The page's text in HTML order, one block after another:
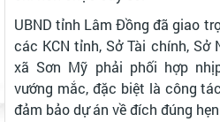
UBND tỉnh Lâm Đồng đã giao
các KCN tỉnh, Sở Tài chính, Sở
xã Sơn Mỹ phải phối hợp
vướng mắc, đặc biệt là công
đảm bảo dự án về đích đúng